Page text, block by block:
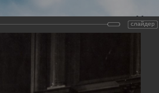
Виртуальный
и
Земли
создан по благословлению
слайдер